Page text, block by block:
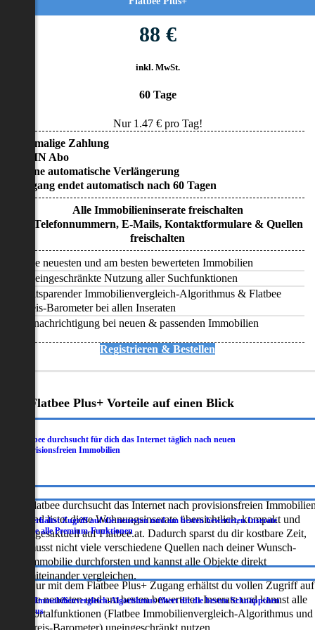
88 €
inkl. MwSt.
60 Tage
Nur 1.47€ pro Tag!
• Einmalige Zahlung
• KEIN Abo
• Keine automatische Verlängerung
• Zugang endet automatisch nach 60 Tagen
Alle Immobilieninserate freischalten
Alle Telefonnummern, E-Mails, Kontaktformulare & Quellen
freischalten
Alle neuesten und am besten bewerteten Immobilien
Uneingeschränkte Nutzung aller Suchfunktionen
Zeitsparender Immobilienvergleich-Algorithmus & Flatbee
Preis-Barometer bei allen Inseraten
Benachrichtigung bei neuen & passenden Immobilien
Registrieren & Bestellen
Flatbee Plus+ Vorteile auf einen Blick
Flatbee durchsucht für dich das Internet täglich nach neuen
provisionsfreien Immobilien
Flatbee durchsucht das Internet nach provisionsfreien
und listet diese Wohnungsinserate übersichtlich, kompakt und
tagesaktuell auf Flatbee.at. Dadurch sparst du dir kostbare Zeit,
musst nicht viele verschiedene Quellen nach deiner Wunsch-
Immobilie durchforsten und kannst alle Objekte direkt
miteinander vergleichen.
Du erhältst Zugriff auf die neuesten und am besten bewerteten Inserate
sowie alle Premium-Funktionen
Nur mit dem Flatbee Plus+ Zugang erhältst du vollen Zugriff auf
die neuesten und am besten bewerteten Inserate und kannst alle
Portalfunktionen (Flatbee Immobilienvergleich-Algorithmus und
Der Immobilienvergleich-Algorithmus filtert dir die besten Schnäppchen
heraus